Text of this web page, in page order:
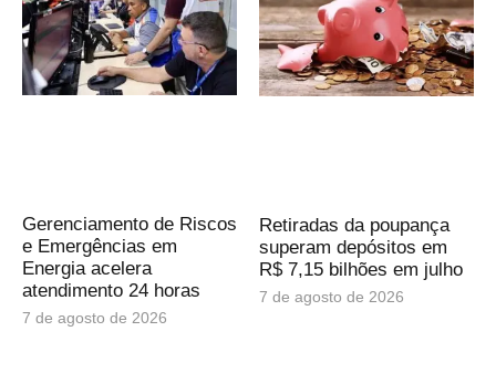
Gerenciamento de Riscos
e Emergências em
Energia acelera
atendimento 24 horas
7 de agosto de 2026
Retiradas da poupança
superam depósitos em
R$ 7,15 bilhões em julho
7 de agosto de 2026